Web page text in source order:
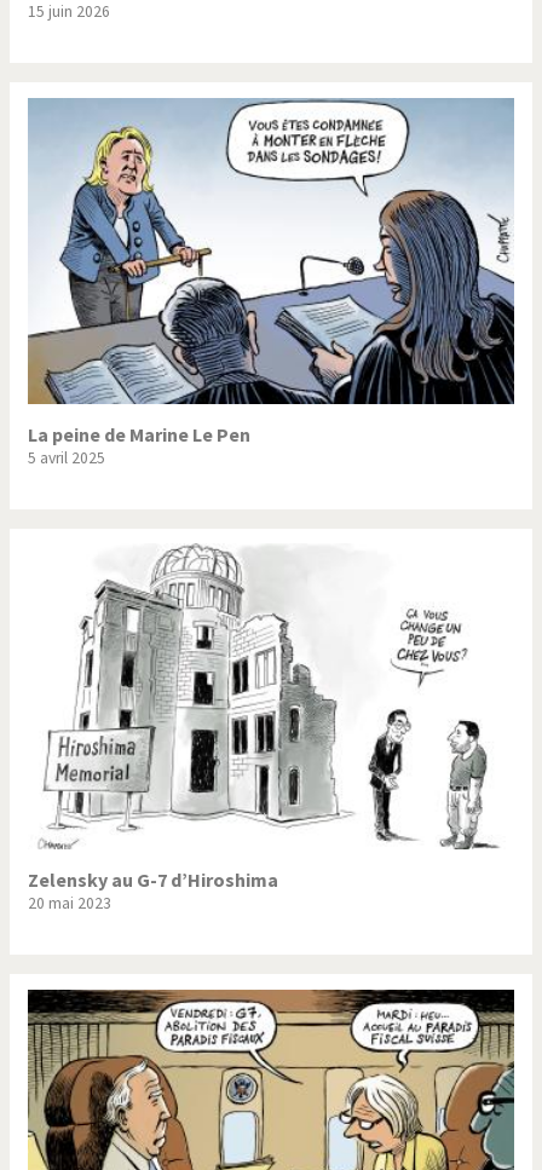
Vous avez dit "Islam"?
15 juin 2026
La peine de Marine Le Pen
5 avril 2025
Zelensky au G-7 d’Hiroshima
20 mai 2023